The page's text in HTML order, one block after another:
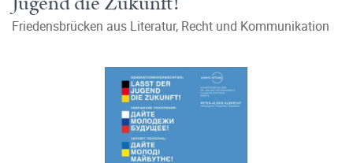
Friedensbrücken aus Literatur, Recht und Kommunikation